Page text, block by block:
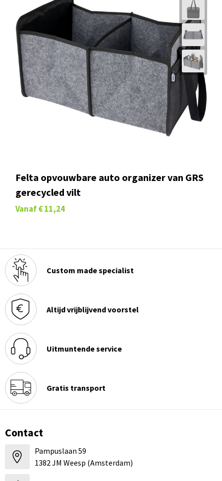
Felta opvouwbare auto organizer van GRS
gerecycled vilt
Vanaf € 11,24
Custom made specialist
Altijd vrijblijvend voorstel
Uitmuntende service
Gratis transport
Contact
Pampuslaan 59
1382 JM Weesp (Amsterdam)